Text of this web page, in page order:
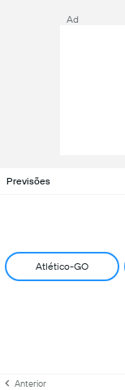
Ad
Previsões
Atlético-GO
Anterior